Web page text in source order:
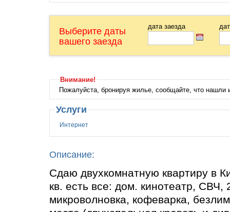
Выберите даты
вашего заезда
дата заезда
Внимание!
Пожалуйста, бронируя жилье, сообщайте, что
Услуги
Интернет
Описание:
Сдаю двухкомнатную квартиру в
кв. есть все: дом. кинотеатр,
микроволновка, кофеварка,